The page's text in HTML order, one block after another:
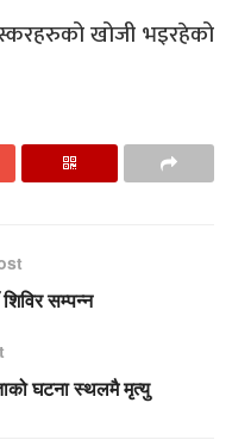
खोजी भइरहेको
सम्पन्न
घटना स्थलमै मृत्यु